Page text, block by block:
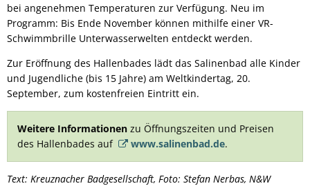
bei angenehmen Temperaturen zur Verfügung. Neu im
Programm: Bis Ende November können mithilfe einer VR-
Schwimmbrille Unterwasserwelten entdeckt werden.
Zur Eröffnung des Hallenbades lädt das Salinenbad alle Kinder
und Jugendliche (bis 15 Jahre) am Weltkindertag, 20.
September, zum kostenfreien Eintritt ein.
Weitere Informationen zu Öffnungszeiten und Preisen
des Hallenbades auf
www.salinenbad.de.
Text: Kreuznacher Badgesellschaft, Foto: Stefan Nerbas, N&W